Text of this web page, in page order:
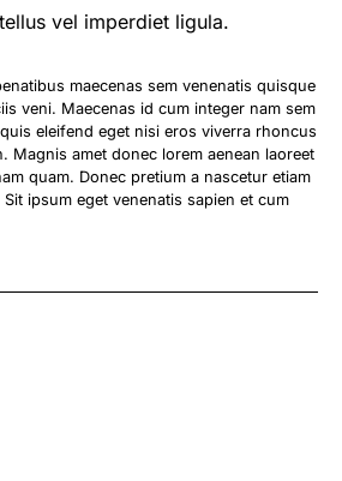
vel imperdiet ligula.
maecenas sem venenatis quisque
veni. Maecenas id cum integer nam sem
eleifend eget nisi eros viverra rhoncus
Magnis amet donec lorem aenean laoreet
quam. Donec pretium a nascetur etiam
ipsum eget venenatis sapien et cum